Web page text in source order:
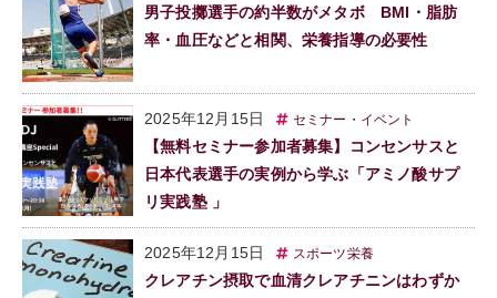
男子投擲選手の約半数がメタボ BMI・脂肪
率・血圧などと相関、栄養指導の必要性
2025年12月15日 セミナー・イベント
【無料セミナー参加者募集】コンセンサスと
日本代表選手の実例から学ぶ「アミノ酸サプ
リ実践塾 」
2025年12月15日 スポーツ栄養
クレアチン摂取で血清クレアチニンはわずか